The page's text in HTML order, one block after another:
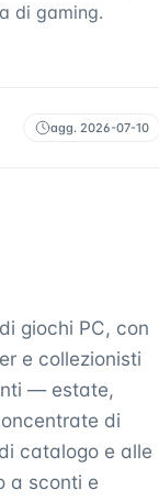
di gaming.
agg. 2026-07-10
giochi PC, con
e collezionisti
— estate,
di
catalogo e alle
a sconti e